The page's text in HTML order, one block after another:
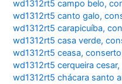
wd1312rt5 campo belo,
wd1312rt5 canto galo,
wd1312rt5 carapicuíba,
wd1312rt5 casa verde,
wd1312rt5 ceasa,
wd1312rt5 cerqueira cesar,
wd1312rt5 chácara santo